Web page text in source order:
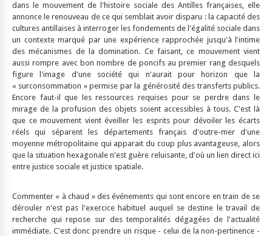
dans le mouvement de l'histoire sociale des Antilles françaises, elle
annonce le renouveau de ce qui semblait avoir disparu : la capacité des
cultures antillaises à interroger les fondements de l'égalité sociale dans
un contexte marqué par une expérience rapprochée jusqu'à l'intime
des mécanismes de la domination. Ce faisant, ce mouvement vient
aussi rompre avec bon nombre de poncifs au premier rang desquels
figure l'image d'une société qui n'aurait pour horizon que la
« surconsommation » permise par la générosité des transferts publics.
Encore faut-il que les ressources requises pour se perdre dans le
mirage de la profusion des objets soient accessibles à tous. C'est là
que ce mouvement vient éveiller les esprits pour dévoiler les écarts
réels qui séparent les départements français d'outre-mer d'une
moyenne métropolitaine qui apparait du coup plus avantageuse, alors
que la situation hexagonale n'est guère reluisante, d'où un lien direct ici
entre justice sociale et justice spatiale.
Commenter « à chaud » des événements qui sont encore en train de se
dérouler n'est pas l'exercice habituel auquel se destine le travail de
recherche qui repose sur des temporalités dégagées de l'actualité
immédiate. C'est donc prendre un risque - celui de la non-pertinence -